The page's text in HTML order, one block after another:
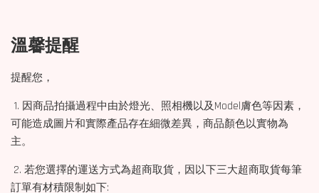
溫馨提醒
提醒您，
1. 因商品拍攝過程中由於燈光、照相機以及Model膚色等因素，
可能造成圖片和實際產品存在細微差異，商品顏色以實物為
主。
2. 若您選擇的運送方式為超商取貨，因以下三大超商取貨每筆
訂單有材積限制如下: